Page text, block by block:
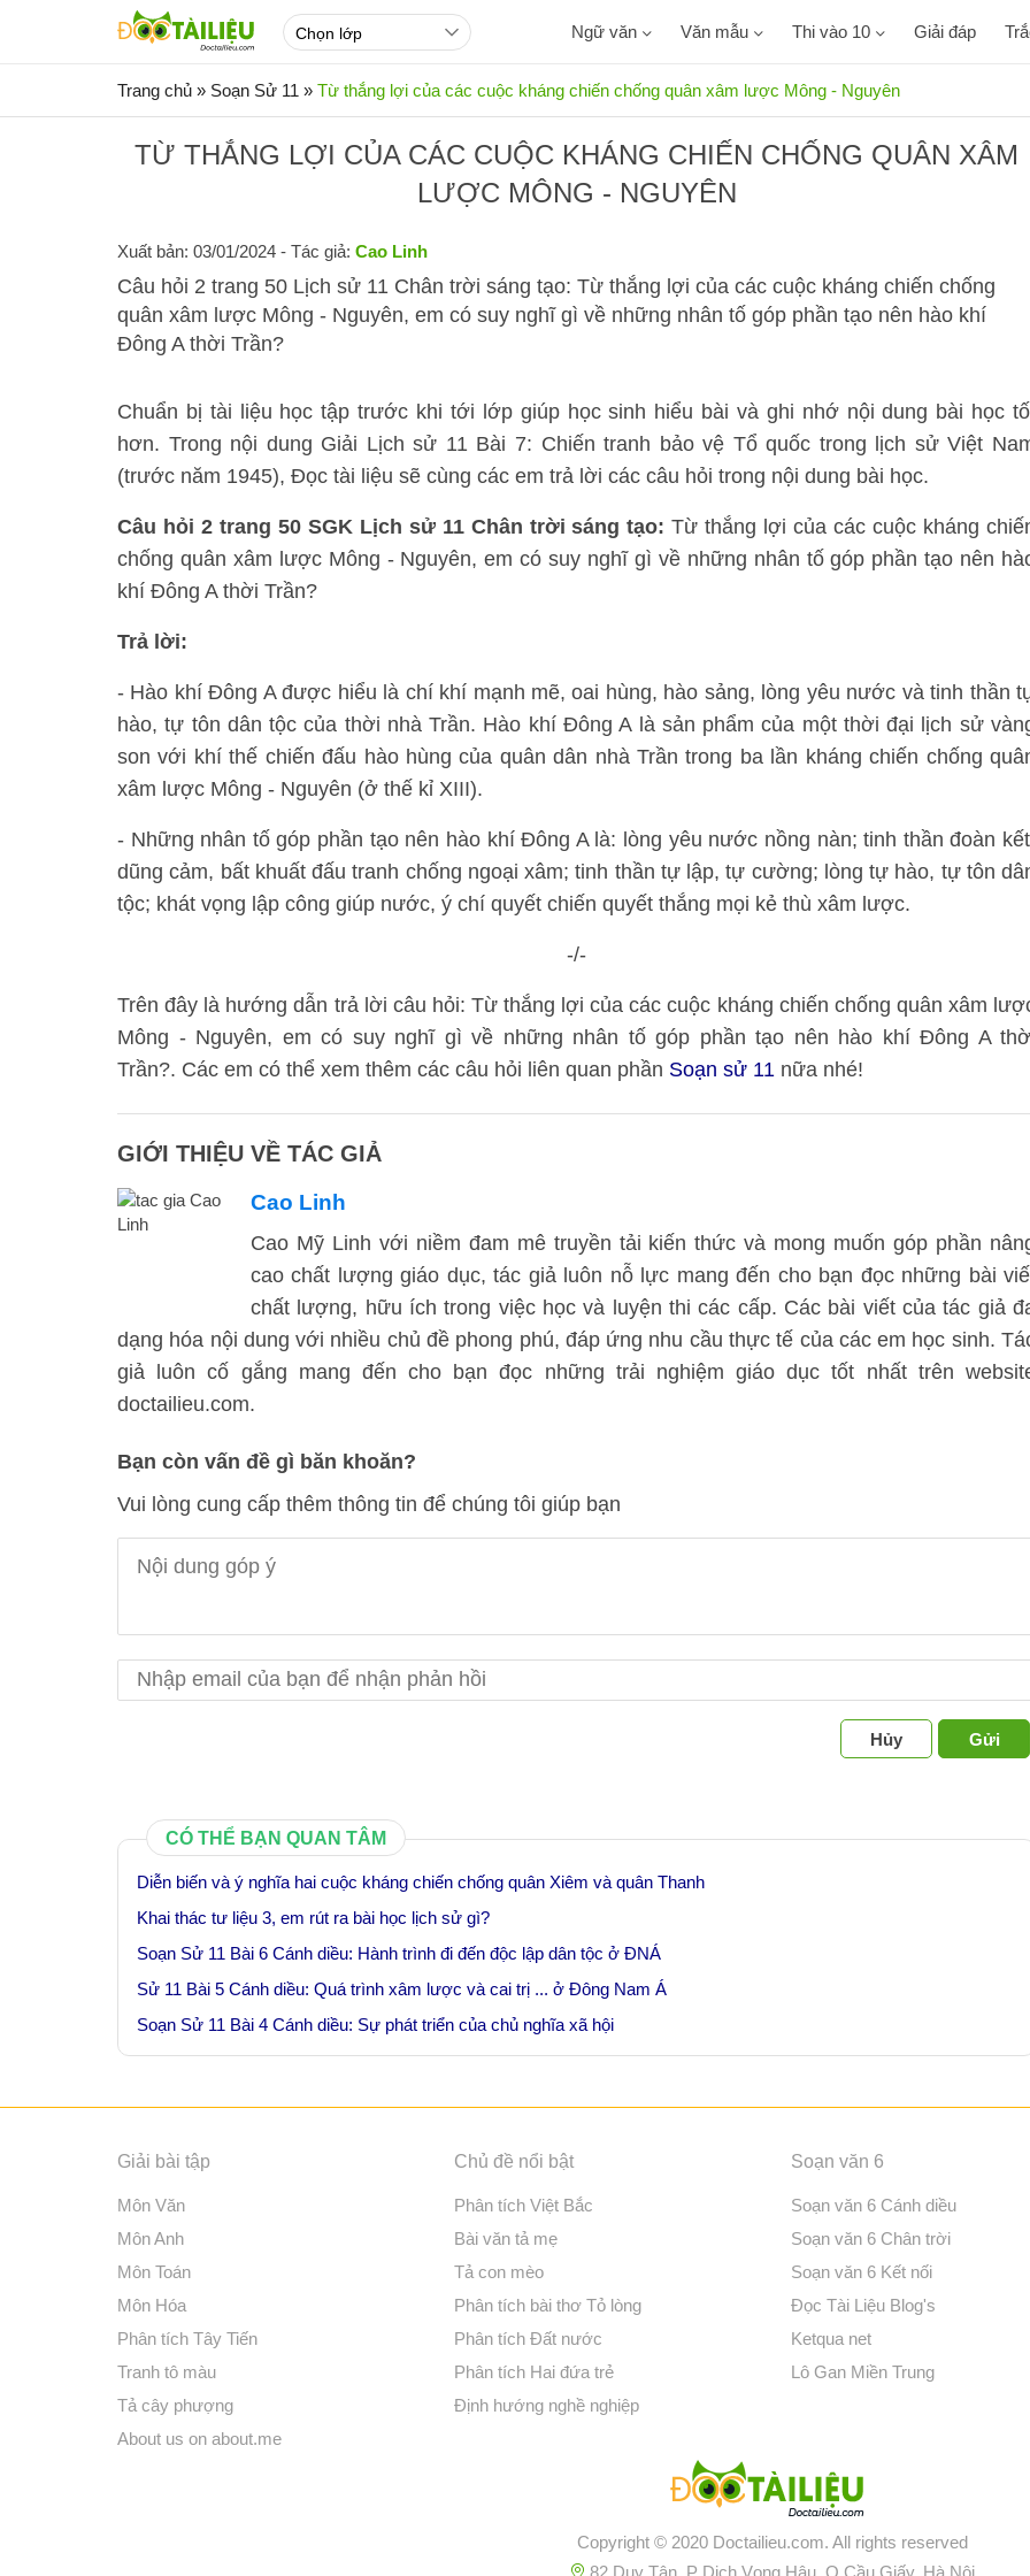
Ngữ văn Văn mẫu Thi vào 10 Giải đáp
Trang chủ » Soạn Sử 11 » Từ thắng lợi của các cuộc kháng chiến chống quân xâm lược Mông - Nguyên
TỪ THẮNG LỢI CỦA CÁC CUỘC KHÁNG CHIẾN CHỐNG QUÂN XÂM
LƯỢC MÔNG - NGUYÊN
Xuất bản: 03/01/2024 - Tác giả: Cao Linh
Câu hỏi 2 trang 50 Lịch sử 11 Chân trời sáng tạo: Từ thắng lợi của các cuộc kháng chiến chống
quân xâm lược Mông - Nguyên, em có suy nghĩ gì về những nhân tố góp phần tạo nên hào khí
Đông A thời Trần?
Chuẩn bị tài liệu học tập trước khi tới lớp giúp học sinh hiểu bài và ghi nhớ nội dung bài học
hơn. Trong nội dung Giải Lịch sử 11 Bài 7: Chiến tranh bảo vệ Tổ quốc trong lịch sử Việt
(trước năm 1945), Đọc tài liệu sẽ cùng các em trả lời các câu hỏi trong nội dung bài học.
Câu hỏi 2 trang 50 SGK Lịch sử 11 Chân trời sáng tạo: Từ thắng lợi của các cuộc kháng
chống quân xâm lược Mông - Nguyên, em có suy nghĩ gì về những nhân tố góp phần tạo nên
khí Đông A thời Trần?
Trả lời:
- Hào khí Đông A được hiểu là chí khí mạnh mẽ, oai hùng, hào sảng, lòng yêu nước và tinh thần
hào, tự tôn dân tộc của thời nhà Trần. Hào khí Đông A là sản phẩm của một thời đại lịch sử
son với khí thế chiến đấu hào hùng của quân dân nhà Trần trong ba lần kháng chiến chống
xâm lược Mông - Nguyên (ở thế kỉ XIII).
- Những nhân tố góp phần tạo nên hào khí Đông A là: lòng yêu nước nồng nàn; tinh thần đoàn
dũng cảm, bất khuất đấu tranh chống ngoại xâm; tinh thần tự lập, tự cường; lòng tự hào, tự tôn
tộc; khát vọng lập công giúp nước, ý chí quyết chiến quyết thắng mọi kẻ thù xâm lược.
-/-
Trên đây là hướng dẫn trả lời câu hỏi: Từ thắng lợi của các cuộc kháng chiến chống quân xâm
Mông - Nguyên, em có suy nghĩ gì về những nhân tố góp phần tạo nên hào khí Đông A
Trần?. Các em có thể xem thêm các câu hỏi liên quan phần Soạn sử 11 nữa nhé!
GIỚI THIỆU VỀ TÁC GIẢ
Cao Linh
Cao Mỹ Linh với niềm đam mê truyền tải kiến thức và mong muốn góp phần
cao chất lượng giáo dục, tác giả luôn nỗ lực mang đến cho bạn đọc những bài
chất lượng, hữu ích trong việc học và luyện thi các cấp. Các bài viết của tác giả
dạng hóa nội dung với nhiều chủ đề phong phú, đáp ứng nhu cầu thực tế của các em học sinh.
giả luôn cố gắng mang đến cho bạn đọc những trải nghiệm giáo dục tốt nhất trên
doctailieu.com.
Bạn còn vấn đề gì băn khoăn?
Vui lòng cung cấp thêm thông tin để chúng tôi giúp bạn
Hủy Gửi
CÓ THỂ BẠN QUAN TÂM
Diễn biến và ý nghĩa hai cuộc kháng chiến chống quân Xiêm và quân Thanh
Khai thác tư liệu 3, em rút ra bài học lịch sử gì?
Soạn Sử 11 Bài 6 Cánh diều: Hành trình đi đến độc lập dân tộc ở ĐNÁ
Sử 11 Bài 5 Cánh diều: Quá trình xâm lược và cai trị ... ở Đông Nam Á
Soạn Sử 11 Bài 4 Cánh diều: Sự phát triển của chủ nghĩa xã hội
Giải bài tập
Môn Văn
Môn Anh
Môn Toán
Môn Hóa
Phân tích Tây Tiến
Tranh tô màu
Tả cây phượng
About us on about.me
Chủ đề nổi bật
Phân tích Việt Bắc
Bài văn tả mẹ
Tả con mèo
Phân tích bài thơ Tỏ lòng
Phân tích Đất nước
Phân tích Hai đứa trẻ
Định hướng nghề nghiệp
Soạn văn 6
Soạn văn 6 Cánh diều
Soạn văn 6 Chân trời
Soạn văn 6 Kết nối
Đọc Tài Liệu Blog's
Ketqua net
Lô Gan Miền Trung
Copyright © 2020 Doctailieu.com. All rights reserved
82 Duy Tân, P Dịch Vọng Hậu, Q Cầu Giấy, Hà Nội